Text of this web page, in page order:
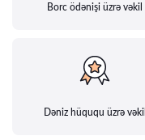
Borc ödənişi üzrə vəkil
Dəniz hüququ üzrə vəkil